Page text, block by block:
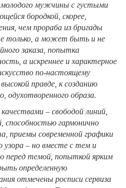
мужчины с густыми
бородкой, скорее,
чем прораба из бригады
только, а может быть и не
заказа, попытка
а искреннее и характерное
по-настоящему
правде, к созданию
одухотворенного образа.
– свободой линий,
способностью гармонично
приемы современной графики
узора – но вместе с тем и
перед темой, попыткой ярким
определенную
отмечены росписи сервиза